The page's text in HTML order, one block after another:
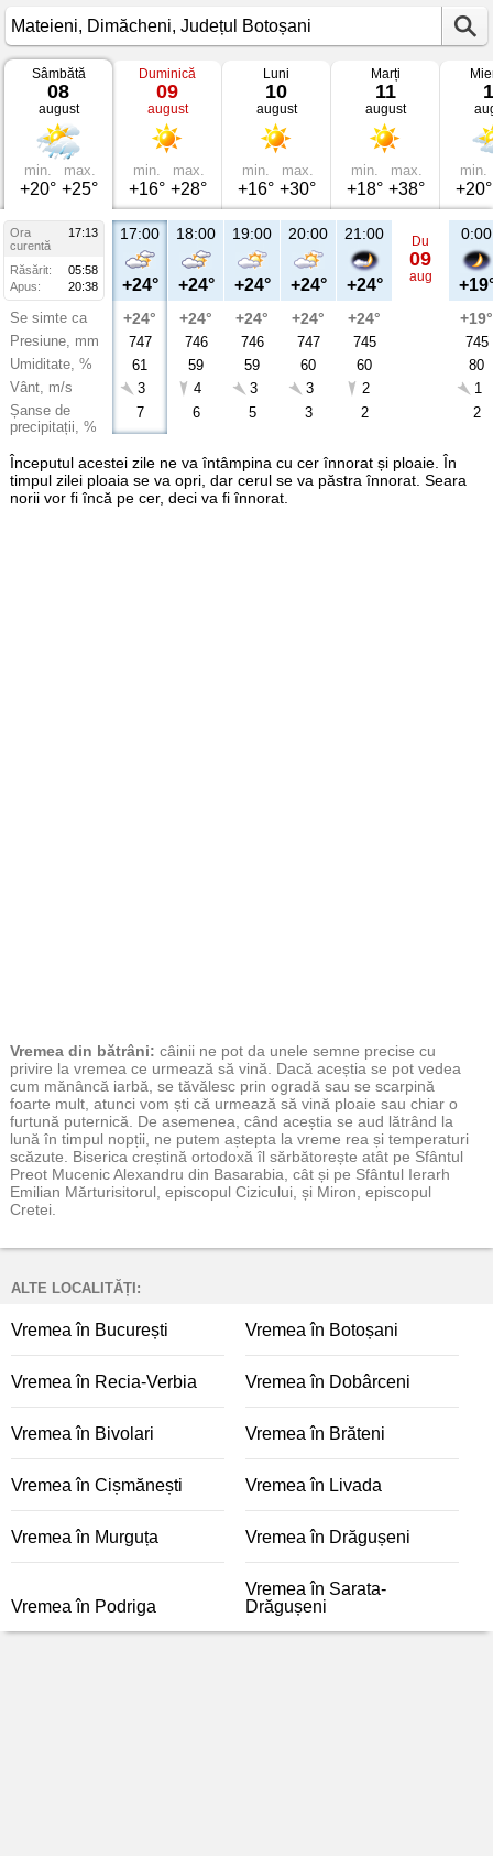
Vremea
Mateieni
Dimăcheni,
Județul
Botoșani
Sâmbătă
08
august
min.
+20°
max.
+25°
Duminică
09
august
min.
+16°
max.
+28°
Luni
10
august
min.
+16°
max.
+30°
Marți
11
august
min.
+18°
max.
+38°
min.
+20°
Ora
17:13
curentă
Răsărit:
05:58
Apus:
20:38
Se simte ca
Presiune, mm
Umiditate, %
Vânt, m/s
Șanse de
precipitații, %
17:00
+24°
+24°
747
61
3
7
18:00
+24°
+24°
746
59
4
6
19:00
+24°
+24°
746
59
3
5
20:00
+24°
+24°
747
60
3
3
21:00
+24°
+24°
745
60
2
2
Du
09
aug
0:00
+19°
745
80
1
2
Începutul acestei zile ne va întâmpina cu cer înnorat și ploaie. În
timpul zilei ploaia se va opri, dar cerul se va păstra înnorat. Seara
norii vor fi încă pe cer, deci va fi înnorat.
Vremea din bătrâni: câinii ne pot da unele semne precise cu
privire la vremea ce urmează să vină. Dacă aceștia se pot vedea
cum mănâncă iarbă, se tăvălesc prin ogradă sau se scarpină
foarte mult, atunci vom ști că urmează să vină ploaie sau chiar o
furtună puternică. De asemenea, când aceștia se aud lătrând la
lună în timpul nopții, ne putem aștepta la vreme rea și temperaturi
scăzute. Biserica creștină ortodoxă îl sărbătorește atât pe Sfântul
Preot Mucenic Alexandru din Basarabia, cât și pe Sfântul Ierarh
Emilian Mărturisitorul, episcopul Cizicului, și Miron, episcopul
Cretei.
ALTE LOCALITĂȚI:
Vremea în București Vremea în Botoșani
Vremea în Recia-Verbia Vremea în Dobârceni
Vremea în Bivolari Vremea în Brăteni
Vremea în Cișmănești Vremea în Livada
Vremea în Murguța Vremea în Drăgușeni
Vremea în Podriga
Vremea în Sarata-
Drăgușeni